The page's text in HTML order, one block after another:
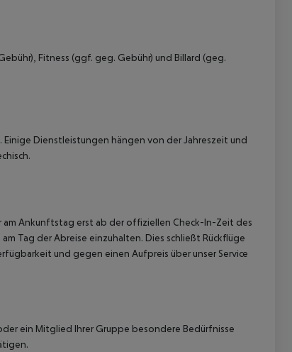
Fitness (ggf. geg. Gebühr) und Billard (geg.
Dienstleistungen hängen von der Jahreszeit und
Ankunftstag erst ab der offiziellen Check-In-Zeit des
Tag der Abreise einzuhalten. Dies schließt Rückflüge
und gegen einen Aufpreis über unser Service
ein Mitglied Ihrer Gruppe besondere Bedürfnisse